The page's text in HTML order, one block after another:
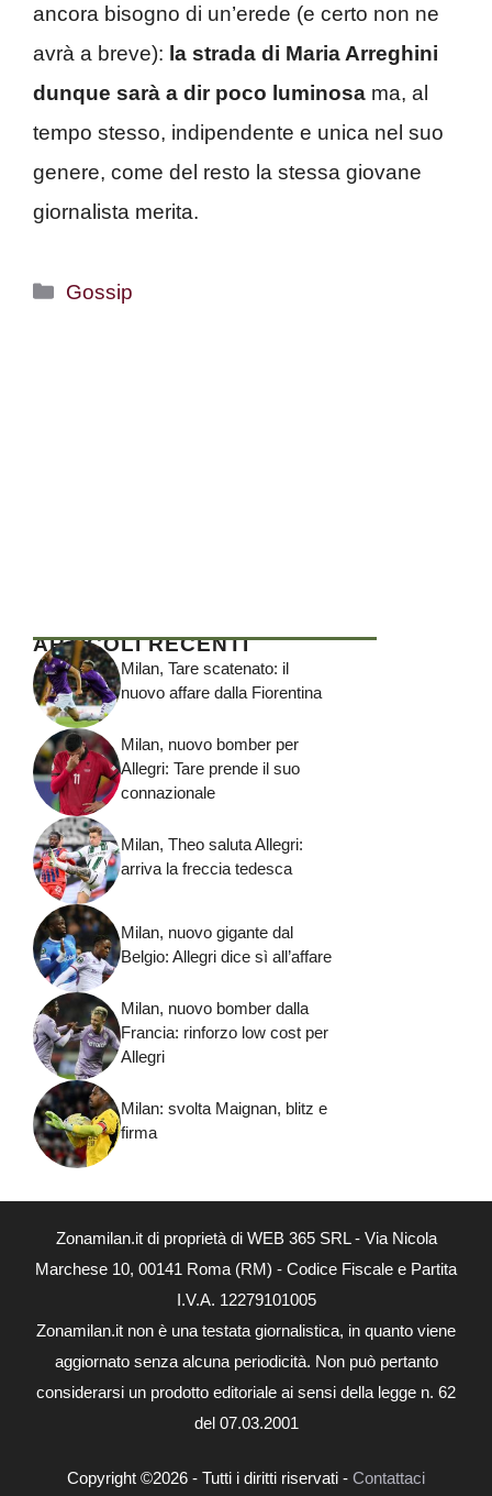
ancora bisogno di un’erede (e certo non ne
avrà a breve): la strada di Maria Arreghini
dunque sarà a dir poco luminosa ma, al
tempo stesso, indipendente e unica nel suo
genere, come del resto la stessa giovane
giornalista merita.
Categorie
Gossip
ARTICOLI RECENTI
Milan, Tare scatenato: il
nuovo affare dalla Fiorentina
Milan, nuovo bomber per
Allegri: Tare prende il suo
connazionale
Milan, Theo saluta Allegri:
arriva la freccia tedesca
Milan, nuovo gigante dal
Belgio: Allegri dice sì all’affare
Milan, nuovo bomber dalla
Francia: rinforzo low cost per
Allegri
Milan: svolta Maignan, blitz e
firma
Zonamilan.it di proprietà di WEB 365 SRL - Via Nicola
Marchese 10, 00141 Roma (RM) - Codice Fiscale e Partita
I.V.A. 12279101005
Zonamilan.it non è una testata giornalistica, in quanto viene
aggiornato senza alcuna periodicità. Non può pertanto
considerarsi un prodotto editoriale ai sensi della legge n. 62
del 07.03.2001
Copyright ©2026 - Tutti i diritti riservati - Contattaci